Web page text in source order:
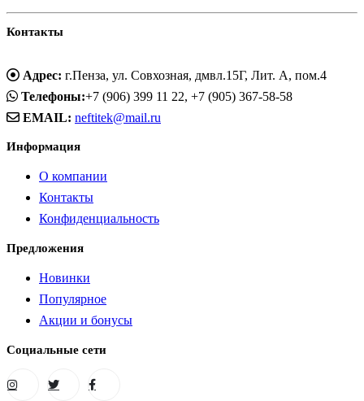
Контакты
Адрес: г.Пенза, ул. Совхозная, дмвл.15Г, Лит. А, пом.4
Телефоны:+7 (906) 399 11 22, +7 (905) 367-58-58
EMAIL: neftitek@mail.ru
Информация
О компании
Контакты
Конфиденциальность
Предложения
Новинки
Популярное
Акции и бонусы
Социальные сети